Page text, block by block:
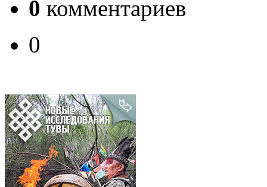
0 комментариев
0